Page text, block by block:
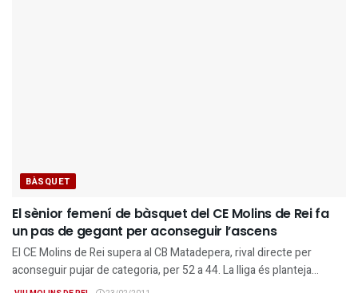
BÀSQUET
El sènior femení de bàsquet del CE Molins de Rei fa
un pas de gegant per aconseguir l’ascens
El CE Molins de Rei supera al CB Matadepera, rival directe per
aconseguir pujar de categoria, per 52 a 44. La lliga és planteja...